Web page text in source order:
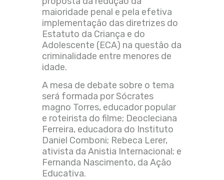
maioridade penal e pela efetiva
implementação das diretrizes do
Estatuto da Criança e do
Adolescente (ECA) na questão da
criminalidade entre menores de
idade.
A mesa de debate sobre o tema
será formada por Sócrates
magno Torres, educador popular
e roteirista do filme; Deocleciana
Ferreira, educadora do Instituto
Daniel Comboni; Rebeca Lerer,
ativista da Anistia Internacional; e
Fernanda Nascimento, da Ação
Educativa.